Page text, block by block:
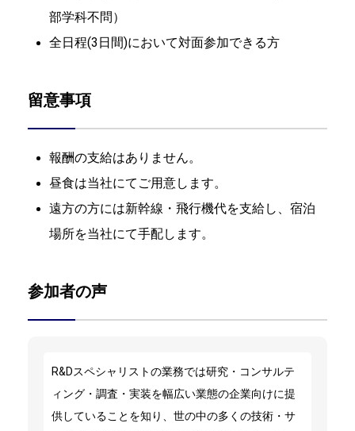
部学科不問）
全日程(3日間)において対面参加できる方
留意事項
報酬の支給はありません。
昼食は当社にてご用意します。
遠方の方には新幹線・飛行機代を支給し、宿泊
場所を当社にて手配します。
参加者の声
R&Dスペシャリストの業務では研究・コンサルテ
ィング・調査・実装を幅広い業態の企業向けに提
供していることを知り、世の中の多くの技術・サ